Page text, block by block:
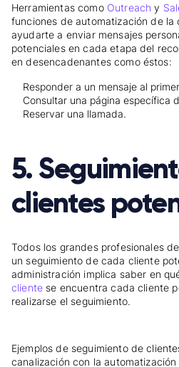
Herramientas como Outreach y
funciones de automatización de la
ayudarte a enviar mensajes
potenciales en cada etapa del
en desencadenantes como éstos:
Responder a un mensaje al
Consultar una página específica
Reservar una llamada.
5.
clientes
Todos los grandes profesionales
un seguimiento de cada cliente
administración implica saber en
cliente se encuentra cada cliente
realizarse el seguimiento.
Ejemplos de seguimiento de
canalización con la